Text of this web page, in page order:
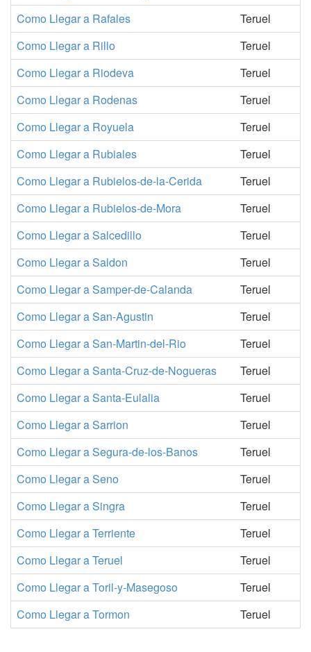
Como Llegar a Rafales
Teruel
Como Llegar a Rillo
Teruel
Como Llegar a Riodeva
Teruel
Como Llegar a Rodenas
Teruel
Como Llegar a Royuela
Teruel
Como Llegar a Rubiales
Teruel
Como Llegar a Rubielos-de-la-Cerida
Teruel
Como Llegar a Rubielos-de-Mora
Teruel
Como Llegar a Salcedillo
Teruel
Como Llegar a Saldon
Teruel
Como Llegar a Samper-de-Calanda
Teruel
Como Llegar a San-Agustin
Teruel
Como Llegar a San-Martin-del-Rio
Teruel
Como Llegar a Santa-Cruz-de-Nogueras
Teruel
Como Llegar a Santa-Eulalia
Teruel
Como Llegar a Sarrion
Teruel
Como Llegar a Segura-de-los-Banos
Teruel
Como Llegar a Seno
Teruel
Como Llegar a Singra
Teruel
Como Llegar a Terriente
Teruel
Como Llegar a Teruel
Teruel
Como Llegar a Toril-y-Masegoso
Teruel
Como Llegar a Tormon
Teruel